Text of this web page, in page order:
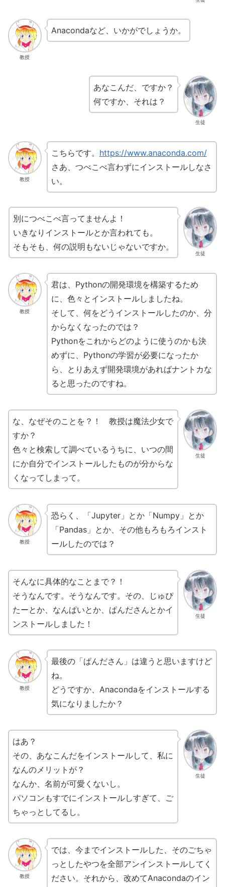
教授
Anacondaなど、いかがでしょうか。
生徒
あなこんだ、ですか？
何ですか、それは？
教授
こちらです。 https://www.anaconda.com/
さあ、つべこべ言わずにインストールしなさ
い。
生徒
別につべこべ言ってませんよ！
いきなりインストールとか言われても。
そもそも、何の説明もないじゃないですか。
教授
君は、Pythonの開発環境を構築するため
に、色々とインストールしましたね。
そして、何をどうインストールしたのか、分
からなくなったのでは？
Pythonをこれからどのように使うのかも決
めずに、Pythonの学習が必要になったか
ら、とりあえず開発環境があればナントカな
ると思ったのですね。
生徒
な、なぜそのことを？！ 教授は魔法少女で
すか？
色々と検索して調べているうちに、いつの間
にか自分でインストールしたものが分からな
くなってしまって。
教授
恐らく、「Jupyter」とか「Numpy」とか
「Pandas」とか、その他もろもろインスト
ールしたのでは？
生徒
そんなに具体的なことまで？！
そうなんです。そうなんです。その、じゅぴ
たーとか、なんぱいとか、ぱんださんとかイ
ンストールしました！
教授
最後の「ぱんださん」は違うと思いますけど
ね。
どうですか、Anacondaをインストールする
気になりましたか？
生徒
はあ？
その、あなこんだをインストールして、私に
なんのメリットが？
なんか、名前が可愛くないし。
パソコンもすでにインストールしすぎて、ご
ちゃっとしてるし。
教授
では、今までインストールした、そのごちゃ
っとしたやつを全部アンインストールしてく
ださい。それから、改めてAnacondaのイン